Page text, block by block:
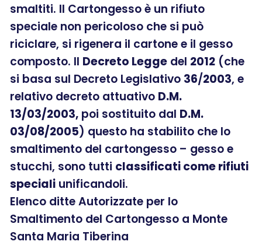
smaltiti. Il Cartongesso è un rifiuto
speciale non pericoloso che si può
riciclare, si rigenera il cartone e il gesso
composto. Il Decreto Legge del 2012 (che
si basa sul Decreto Legislativo 36/2003, e
relativo decreto attuativo D.M.
13/03/2003, poi sostituito dal D.M.
03/08/2005) questo ha stabilito che lo
smaltimento del cartongesso – gesso e
stucchi, sono tutti classificati come rifiuti
speciali unificandoli.
Elenco ditte Autorizzate per lo
Smaltimento del Cartongesso a Monte
Santa Maria Tiberina